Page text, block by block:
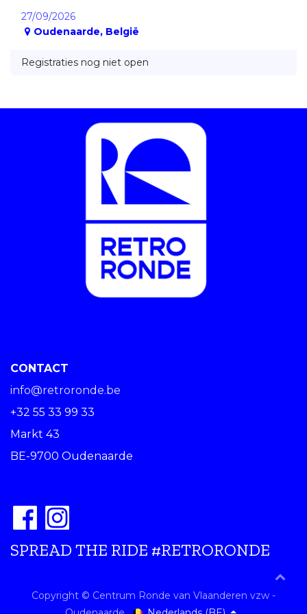
27/09/2026
Oudenaarde, België
Registraties nog niet open
CONTACT
info@retroronde.be
+32 55 33 99 33
Markt 43
BE-9700 Oudenaarde
SPREAD THE RIDE #RETRORONDE
Copyright © Centrum Ronde van Vlaanderen vzw -